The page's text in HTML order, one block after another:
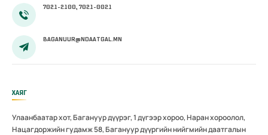
7021-2100, 7021-0021
BAGANUUR@NDAATGAL.MN
ХАЯГ
Улаанбаатар хот, Багануур дүүрэг, 1 дүгээр хороо, Наран хороолол,
Нацагдоржийн гудамж 58, Багануур дүүргийн нийгмийн даатгалын